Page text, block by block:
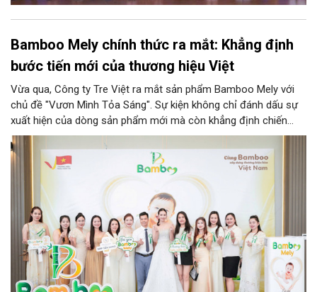
Bamboo Mely chính thức ra mắt: Khẳng định
bước tiến mới của thương hiệu Việt
Vừa qua, Công ty Tre Việt ra mắt sản phẩm Bamboo Mely với
chủ đề "Vươn Mình Tỏa Sáng". Sự kiện không chỉ đánh dấu sự
xuất hiện của dòng sản phẩm mới mà còn khẳng định chiến
lược phát triển dài hạn của Tre Việt trên hành trình xây dựng
một thương hiệu bỉm Việt chất lượng cao dành cho người tiêu
dùng Việt Nam.